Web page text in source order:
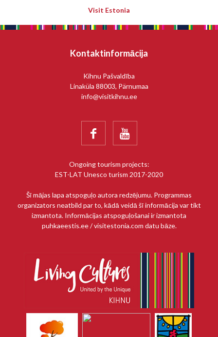
Visit Estonia
Kontaktinformācija
Kihnu Pašvaldība
Linaküla 88003, Pärnumaa
info@visitkihnu.ee
 
Ongoing tourism projects:
EST-LAT Unesco turism 2017-2020
Šī mājas lapa atspoguļo autora redzējumu. Programmas
organizators neatbild par to, kādā veidā šī informācija var tikt
izmantota. Informācijas atspoguļošanai ir izmantota
puhkaeestis.ee / visitestonia.com datu bāze.